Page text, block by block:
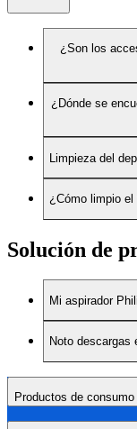
¿Son los
¿Dónde se
Limpieza del
¿Cómo limpio
Solución de
Mi aspirador
Noto descargas
Productos de consumo